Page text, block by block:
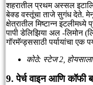
शहरातील प्रथम अस्सल
बेक्ड वस्तूंचा ताजे सुगंध देते.
क्षेत्रातील मिष्टान्न
पापी डेलिझिया अल -लिमोन
गॉरमॅन्ड्ससाठी पर्यायांचा एक
कोठे: स्टेज 2, होयसाला
9. पेर्च वाइन आणि कॉफी